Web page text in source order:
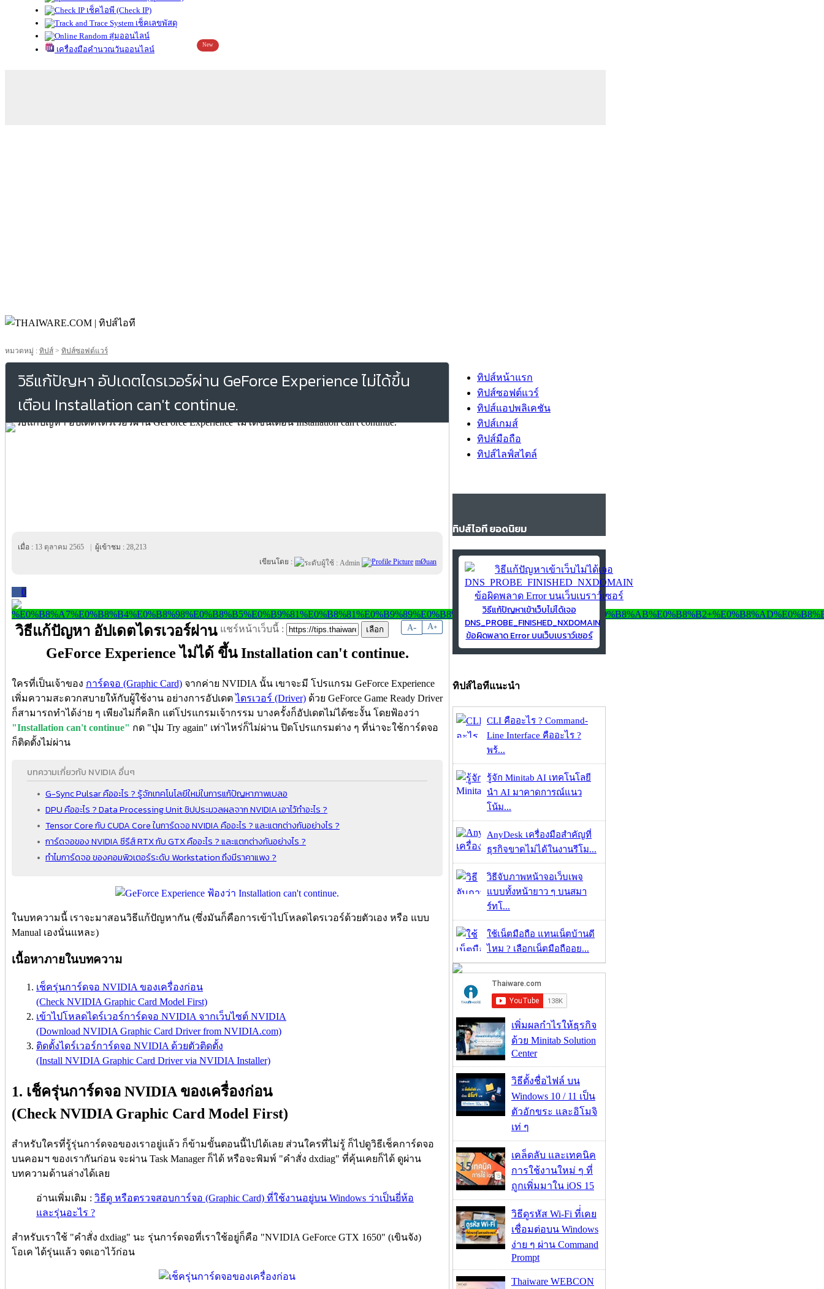
เช็คไอพี (Check IP)
เช็คเลขพัสดุ
สุ่มออนไลน์
เครื่องมือคำนวณวันออนไลน์
New
หมวดหมู่ : ทิปส์ > ทิปส์ซอฟต์แวร์
วิธีแก้ปัญหา อัปเดตไดรเวอร์ผ่าน GeForce Experience ไม่ได้ขึ้น
เตือน Installation can't continue.
เมื่อ : 13 ตุลาคม 2565 ผู้เข้าชม : 28,213
เขียนโดย :
mØuan
0
A- A+
แชร์หน้าเว็บนี้ :
วิธีแก้ปัญหา อัปเดตไดรเวอร์ผ่าน
GeForce Experience ไม่ได้ ขึ้น Installation can't continue.
ใครที่เป็นเจ้าของ การ์ดจอ (Graphic Card) จากค่าย NVIDIA นั้น เขาจะมี โปรแกรม GeForce Experience
เพิ่มความสะดวกสบายให้กับผู้ใช้งาน อย่างการอัปเดตไดรเวอร์ (Driver) ด้วย GeForce Game Ready Driver
ก็สามารถทำได้ง่าย ๆ เพียงไม่กี่คลิก แต่โปรแกรมเจ้ากรรม บางครั้งก็อัปเดตไม่ได้ซะงั้น โดยฟ้องว่า
"Installation can't continue" กด "ปุ่ม Try again" เท่าไหร่ก็ไม่ผ่าน ปิดโปรแกรมต่าง ๆ ที่น่าจะใช้การ์ดจอ
ก็ติดตั้งไม่ผ่าน
บทความเกี่ยวกับ NVIDIA อื่นๆ
G-Sync Pulsar คืออะไร ? รู้จักเทคโนโลยีใหม่ในการแก้ปัญหาภาพเบลอ
DPU คืออะไร ? Data Processing Unit ชิปประมวลผลจาก NVIDIA เอาไว้ทำอะไร ?
Tensor Core กับ CUDA Core ในการ์ดจอ NVIDIA คืออะไร ? และแตกต่างกันอย่างไร ?
การ์ดจอของ NVIDIA ซีรีส์ RTX กับ GTX คืออะไร ? และแตกต่างกันอย่างไร ?
ทำไมการ์ดจอ ของคอมพิวเตอร์ระดับ Workstation ถึงมีราคาแพง ?
ในบทความนี้ เราจะมาสอนวิธีแก้ปัญหากัน (ซึ่งมันก็คือการเข้าไปโหลดไดรเวอร์ด้วยตัวเอง หรือ แบบ
Manual เองนั่นแหละ)
เนื้อหาภายในบทความ
เช็ครุ่นการ์ดจอ NVIDIA ของเครื่องก่อน
(Check NVIDIA Graphic Card Model First)
เข้าไปโหลดไดร์เวอร์การ์ดจอ NVIDIA จากเว็บไซต์ NVIDIA
(Download NVIDIA Graphic Card Driver from NVIDIA.com)
ติดตั้งไดร์เวอร์การ์ดจอ NVIDIA ด้วยตัวติดตั้ง
(Install NVIDIA Graphic Card Driver via NVIDIA Installer)
1. เช็ครุ่นการ์ดจอ NVIDIA ของเครื่องก่อน
(Check NVIDIA Graphic Card Model First)
สำหรับใครที่รู้รุ่นการ์ดจอของเราอยู่แล้ว ก็ข้ามขั้นตอนนี้ไปได้เลย ส่วนใครที่ไม่รู้ ก็ไปดูวิธีเช็คการ์ดจอ
บนคอมฯ ของเรากันก่อน จะผ่าน Task Manager ก็ได้ หรือจะพิมพ์ "คำสั่ง dxdiag" ที่คุ้นเคยก็ได้ ดูผ่าน
บทความด้านล่างได้เลย
อ่านเพิ่มเติม : วิธีดู หรือตรวจสอบการ์จอ (Graphic Card) ที่ใช้งานอยู่บน Windows ว่าเป็นยี่ห้อ
และรุ่นอะไร ?
สำหรับเราใช้ "คำสั่ง dxdiag" นะ รุ่นการ์ดจอที่เราใช้อยู่ก็คือ "NVIDIA GeForce GTX 1650" (เขินจัง)
โอเค ได้รุ่นแล้ว จดเอาไว้ก่อน
ทิปส์หน้าแรก
ทิปส์ซอฟต์แวร์
ทิปส์แอปพลิเคชัน
ทิปส์เกมส์
ทิปส์มือถือ
ทิปส์ไลฟ์สไตล์
ทิปส์ไอที ยอดนิยม
วิธีแก้ปัญหาเข้าเว็บไม่ได้เจอ
DNS_PROBE_FINISHED_NXDOMAIN
ข้อผิดพลาด Error บนเว็บเบราว์เซอร์
ทิปส์ไอทีแนะนำ
CLI คืออะไร ? Command-
Line Interface คืออะไร ?
พร้...
รู้จัก Minitab AI เทคโนโลยี
นำ AI มาคาดการณ์แนว
โน้ม...
AnyDesk เครื่องมือสำคัญที่
ธุรกิจขาดไม่ได้ในงานรีโม...
วิธีจับภาพหน้าจอเว็บเพจ
แบบทั้งหน้ายาว ๆ บนสมา
ร์ทโ...
ใช้เน็ตมือถือ แทนเน็ตบ้านดี
ไหม ? เลือกเน็ตมือถืออย...
เพิ่มผลกำไรให้ธุรกิจ
ด้วย Minitab Solution
Center
วิธีตั้งชื่อไฟล์ บน
Windows 10 / 11 เป็น
ตัวอักขระ และอิโมจิ
เท่ ๆ
เคล็ดลับ และเทคนิค
การใช้งานใหม่ ๆ ที่
ถูกเพิ่มมาใน iOS 15
วิธีดูรหัส Wi-Fi ที่่เคย
เชื่อมต่อบน Windows
ง่าย ๆ ผ่าน Command
Prompt
Thaiware WEBCON